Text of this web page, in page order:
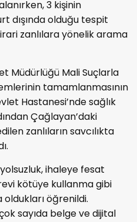
3 kişinin
dışında olduğu tespit
zanlılara yönelik arama
Müdürlüğü Mali Suçlarla
tamamlanmasının
Hastanesi’nde sağlık
Çağlayan’daki
zanlıların savcılıkta
ihaleye fesat
kötüye kullanma gibi
oldukları öğrenildi.
sayıda belge ve dijital